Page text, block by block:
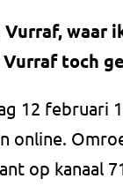
waar
toch
12 februari
online.
op kanaal